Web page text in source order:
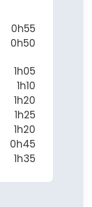
0h55
0h50
1h05
1h10
1h20
1h25
1h20
0h45
1h35